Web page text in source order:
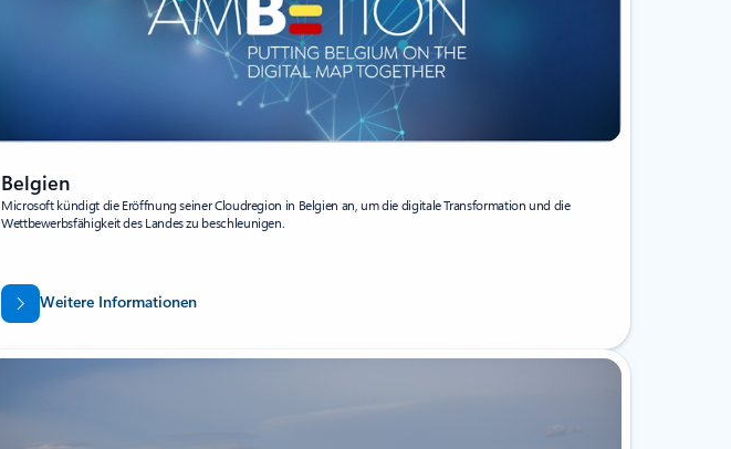
Belgien
Microsoft kündigt die Eröffnung seiner Cloudregion in Belgien an, um die digitale Transformation und die
Wettbewerbsfähigkeit des Landes zu beschleunigen.
Weitere Informationen